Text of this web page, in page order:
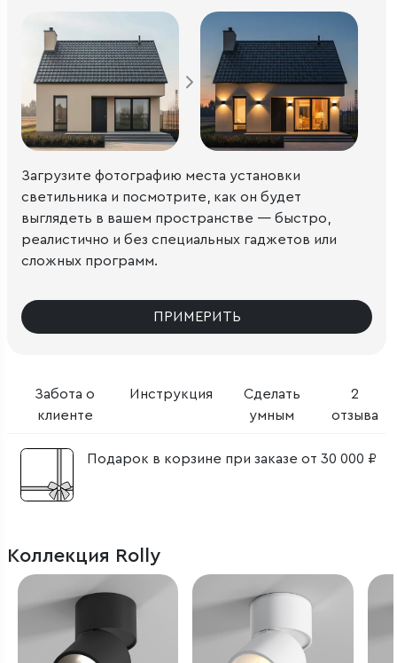
Забота о
клиенте
Инструкция
Сделать
умным
2
отзыва
Подарок в корзине при заказе от 30 000 ₽
Загрузите фотографию места установки
светильника и посмотрите, как он будет
выглядеть в вашем пространстве — быстро,
реалистично и без специальных гаджетов или
сложных программ.
ПРИМЕРИТЬ
Коллекция Rolly